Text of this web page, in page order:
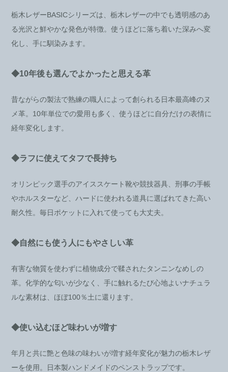
栃木レザーBASICシリーズは、栃木レザーの中でも透明感のあ
る光沢と鮮やかな発色が特徴。使うほどに落ち着いた深みへ変
化し、手に馴染みます。
◆10年後も選んでよかったと思える革
昔ながらの製法で熟練の職人によって創られる日本最高峰のヌ
メ革。10年単位での愛用も多く、使うほどに自分だけの表情に
経年変化します。
◆ラフに使えてタフで長持ち
オリンピック選手のアイススケート靴や競技器具、刑事の手帳
やホルスターなど、ハードに使われる道具に選ばれてきた高い
耐久性。毎日ポケットに入れて使っても大丈夫。
◆自然にも使う人にもやさしい革
有害な物質を使わずに植物成分で鞣されたタンニンなめしの
革。化学的な匂いが少なく、手に触れるたび心地よいナチュラ
ルな素材は、ほぼ100％土に還ります。
◆使い込むほど味わいが増す
年月と共に艶と色味の味わいが増す経年変化が魅力の栃木レザ
ーを使用。日本製ハンドメイドのペンストラップです。